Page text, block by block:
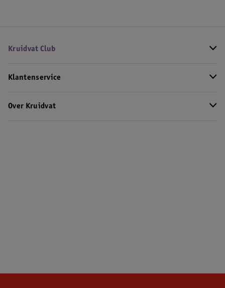
Kruidvat Club
Klantenservice
Over Kruidvat